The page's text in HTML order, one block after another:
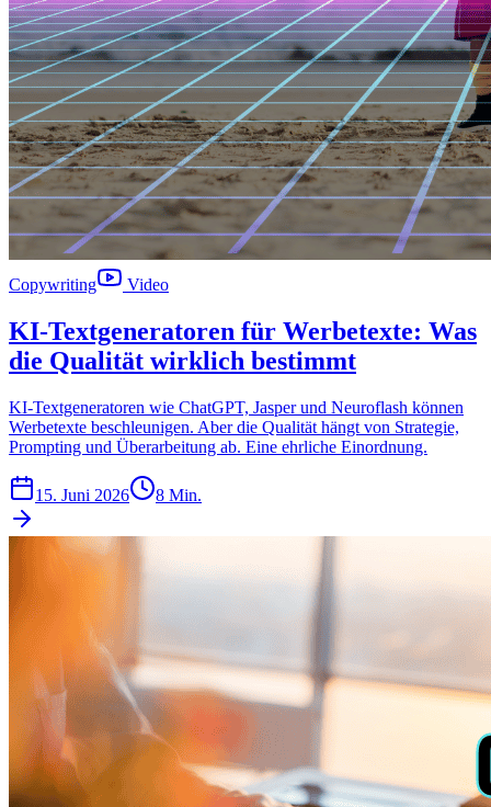
Copywriting Video
KI-Textgeneratoren für Werbetexte: Was
die Qualität wirklich bestimmt
KI-Textgeneratoren wie ChatGPT, Jasper und Neuroflash können
Werbetexte beschleunigen. Aber die Qualität hängt von Strategie,
Prompting und Überarbeitung ab. Eine ehrliche Einordnung.
15. Juni 2026 8 Min.